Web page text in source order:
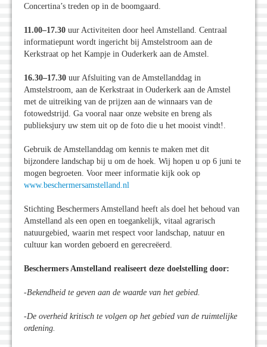
Concertina’s treden op in de boomgaard.
11.00–17.30 uur Activiteiten door heel Amstelland. Centraal
informatiepunt wordt ingericht bij Amstelstroom aan de
Kerkstraat op het Kampje in Ouderkerk aan de Amstel.
16.30–17.30 uur Afsluiting van de Amstellanddag in
Amstelstroom, aan de Kerkstraat in Ouderkerk aan de Amstel
met de uitreiking van de prijzen aan de winnaars van de
fotowedstrijd. Ga vooral naar onze website en breng als
publieksjury uw stem uit op de foto die u het mooist vindt!.
Gebruik de Amstellanddag om kennis te maken met dit
bijzondere landschap bij u om de hoek. Wij hopen u op 6 juni te
mogen begroeten. Voor meer informatie kijk ook op
www.beschermersamstelland.nl
Stichting Beschermers Amstelland heeft als doel het behoud van
Amstelland als een open en toegankelijk, vitaal agrarisch
natuurgebied, waarin met respect voor landschap, natuur en
cultuur kan worden geboerd en gerecreëerd.
Beschermers Amstelland realiseert deze doelstelling door:
-Bekendheid te geven aan de waarde van het gebied.
-De overheid kritisch te volgen op het gebied van de ruimtelijke
ordening.